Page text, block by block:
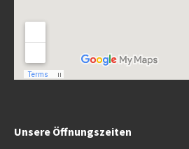
Unsere Öffnungszeiten